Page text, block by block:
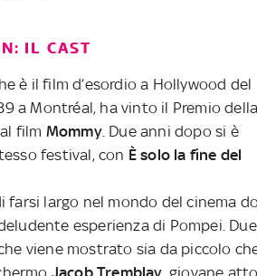
IL CAST
è il film d’esordio a Hollywood del
a Montréal, ha vinto il Premio della
film Mommy. Due anni dopo si è
festival, con È solo la fine del
farsi largo nel mondo del cinema
esperienza di Pompei.
viene mostrato sia da piccolo
Jacob Tremblay , giovane